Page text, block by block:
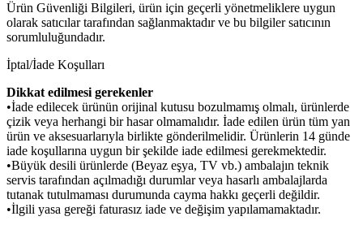
Ürün Güvenliği Bilgileri, ürün için geçerli yönetmeliklere uygun
olarak satıcılar tarafından sağlanmaktadır ve bu bilgiler satıcının
sorumluluğundadır.
İptal/İade Koşulları
Dikkat edilmesi gerekenler
•İade edilecek ürünün orijinal kutusu bozulmamış olmalı, ürünlerde
çizik veya herhangi bir hasar olmamalıdır. İade edilen ürün tüm yan
ürün ve aksesuarlarıyla birlikte gönderilmelidir. Ürünlerin 14 günde
iade koşullarına uygun bir şekilde iade edilmesi gerekmektedir.
•Büyük desili ürünlerde (Beyaz eşya, TV vb.) ambalajın teknik
servis tarafından açılmadığı durumlar veya hasarlı ambalajlarda
tutanak tutulmaması durumunda cayma hakkı geçerli değildir.
•İlgili yasa gereği faturasız iade ve değişim yapılamamaktadır.